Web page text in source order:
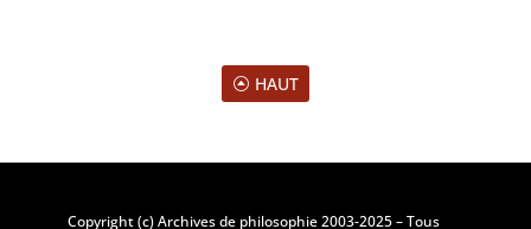
HAUT
Copyright (c) Archives de philosophie 2003-2025 – Tous